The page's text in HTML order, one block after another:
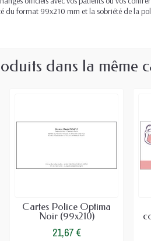
format 99x210 mm et la sobriété de la
dans la même
Cartes Police Optima
Noir (99x210)
21,67 €